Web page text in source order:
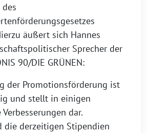
äußert sich Hannes
Sprecher der
90/DIE GRÜNEN:
der Promotionsförderung ist
und stellt in einigen
dar.
die derzeitigen Stipendien